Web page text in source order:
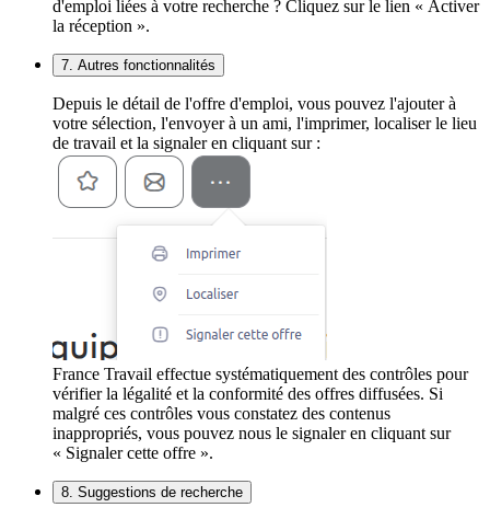
d'emploi liées à votre recherche ? Cliquez sur le lien « Activer
la réception ».
7. Autres fonctionnalités
Depuis le détail de l'offre d'emploi, vous pouvez l'ajouter à
votre sélection, l'envoyer à un ami, l'imprimer, localiser le lieu
de travail et la signaler en cliquant sur :
France Travail effectue systématiquement des contrôles pour
vérifier la légalité et la conformité des offres diffusées. Si
malgré ces contrôles vous constatez des contenus
inappropriés, vous pouvez nous le signaler en cliquant sur
« Signaler cette offre ».
8. Suggestions de recherche